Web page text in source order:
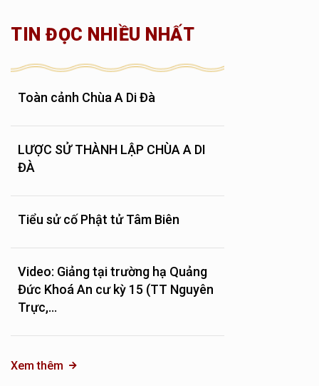
TIN ĐỌC NHIỀU NHẤT
Toàn cảnh Chùa A Di Đà
LƯỢC SỬ THÀNH LẬP CHÙA A DI
ĐÀ
Tiểu sử cố Phật tử Tâm Biên
Video: Giảng tại trường hạ Quảng
Đức Khoá An cư kỳ 15 (TT Nguyên
Trực,...
Xem thêm